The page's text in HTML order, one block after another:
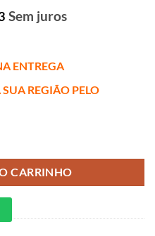
Sem juros
ENTREGA
REGIÃO PELO
CARRINHO